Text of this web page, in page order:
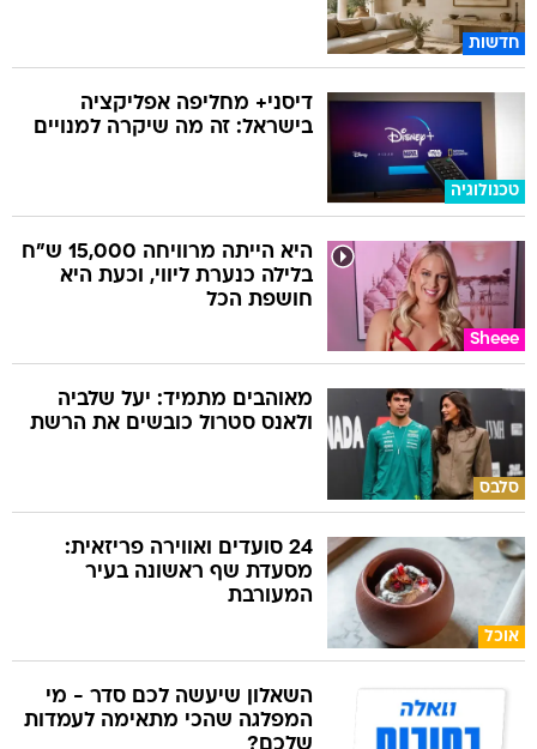
חדשות
טכנולוגיה
דיסני+ מחליפה אפליקציה
בישראל: זה מה שיקרה למנויים
Sheee
היא הייתה מרוויחה 15,000 ש"ח
בלילה כנערת ליווי, וכעת היא
חושפת הכל
סלבס
מאוהבים מתמיד: יעל שלביה
ולאנס סטרול כובשים את הרשת
אוכל
24 סועדים ואווירה פריזאית:
מסעדת שף ראשונה בעיר
המעורבת
השאלון שיעשה לכם סדר - מי
המפלגה שהכי מתאימה לעמדות
שלכם?